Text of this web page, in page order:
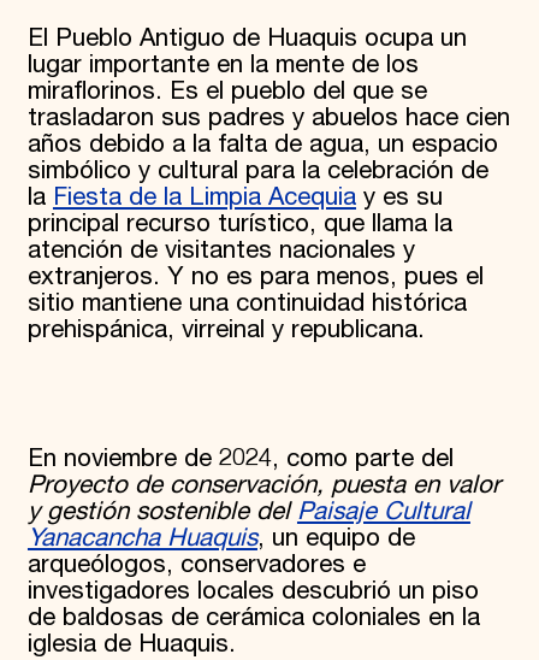
El Pueblo Antiguo de Huaquis ocupa un
lugar importante en la mente de los
miraflorinos. Es el pueblo del que se
trasladaron sus padres y abuelos hace cien
años debido a la falta de agua, un espacio
simbólico y cultural para la celebración de
la Fiesta de la Limpia Acequiay es su
principal recurso turístico, que llama la
atención de visitantes nacionales y
extranjeros. Y no es para menos, pues el
sitio mantiene una continuidad histórica
prehispánica, virreinal y republicana.
En noviembre de 2024, como parte del
Proyecto de conservación, puesta en valor
y gestión sostenible del Paisaje Cultural
Yanacancha Huaquis, un equipo de
arqueólogos, conservadores e
investigadores locales descubrió un piso
de baldosas de cerámica coloniales en la
iglesia de Huaquis.